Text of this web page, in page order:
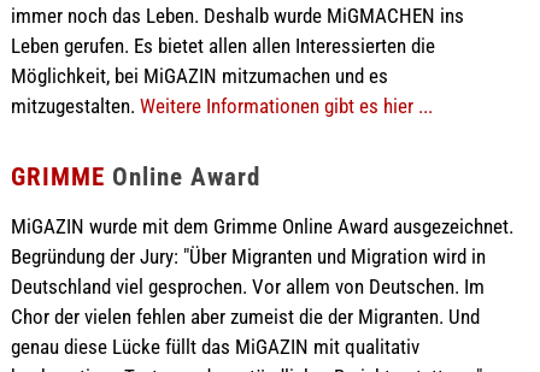
immer noch das Leben. Deshalb wurde MiGMACHEN ins
Leben gerufen. Es bietet allen allen Interessierten die
Möglichkeit, bei MiGAZIN mitzumachen und es
mitzugestalten. Weitere Informationen gibt es hier ...
GRIMME Online Award
MiGAZIN wurde mit dem Grimme Online Award ausgezeichnet.
Begründung der Jury: "Über Migranten und Migration wird in
Deutschland viel gesprochen. Vor allem von Deutschen. Im
Chor der vielen fehlen aber zumeist die der Migranten. Und
genau diese Lücke füllt das MiGAZIN mit qualitativ